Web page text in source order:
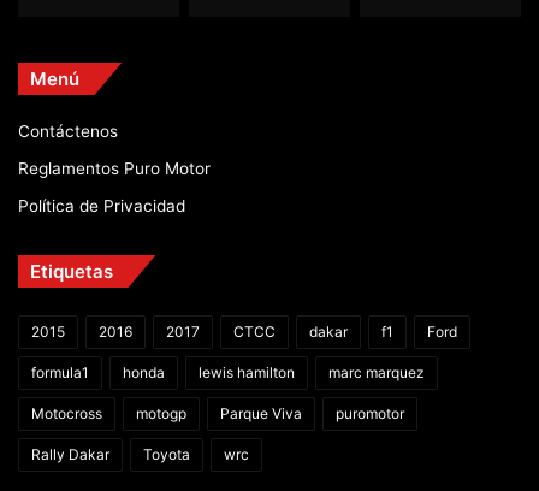
Menú
Contáctenos
Reglamentos Puro Motor
Política de Privacidad
Etiquetas
2015 2016 2017 CTCC dakar f1 Ford
formula1 honda lewis hamilton marc marquez
Motocross motogp Parque Viva puromotor
Rally Dakar Toyota wrc